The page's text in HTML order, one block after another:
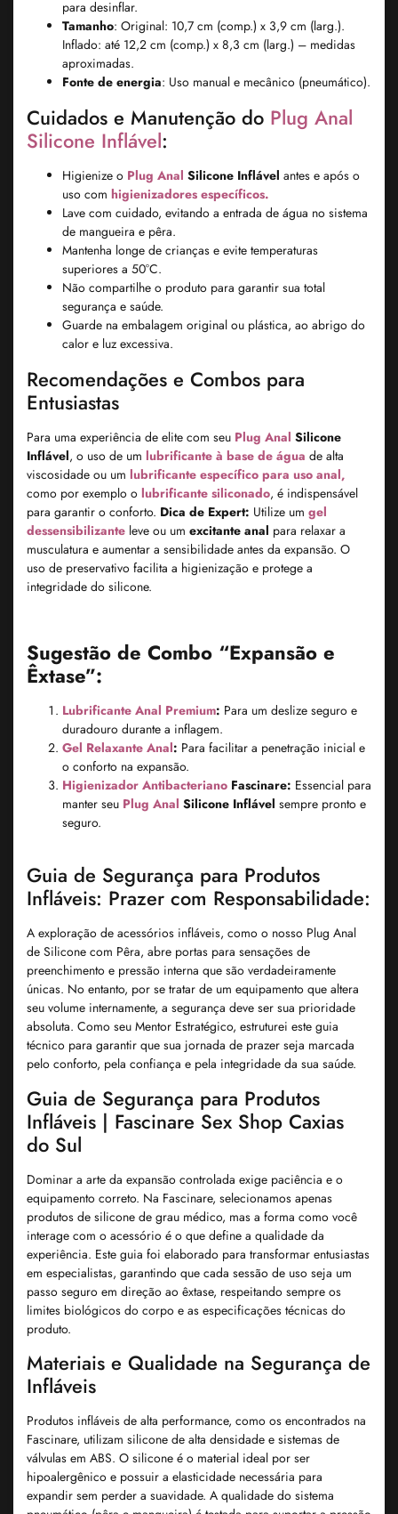
para desinflar.
Tamanho: Original: 10,7 cm (comp.) x 3,9 cm (larg.).
Inflado: até 12,2 cm (comp.) x 8,3 cm (larg.) – medidas
aproximadas.
Fonte de energia: Uso manual e mecânico (pneumático).
Cuidados e Manutenção do Plug Anal
Silicone Inflável:
Higienize o Plug Anal Silicone Inflável antes e após o
uso com higienizadores específicos.
Lave com cuidado, evitando a entrada de água no sistema
de mangueira e pêra.
Mantenha longe de crianças e evite temperaturas
superiores a 50°C.
Não compartilhe o produto para garantir sua total
segurança e saúde.
Guarde na embalagem original ou plástica, ao abrigo do
calor e luz excessiva.
Recomendações e Combos para
Entusiastas
Para uma experiência de elite com seu Plug Anal Silicone
Inflável, o uso de um lubrificante à base de água de alta
viscosidade ou um lubrificante específico para uso anal,
como por exemplo o lubrificante siliconado, é indispensável
para garantir o conforto. Dica de Expert: Utilize um gel
dessensibilizante leve ou um excitante anal para relaxar a
musculatura e aumentar a sensibilidade antes da expansão. O
uso de preservativo facilita a higienização e protege a
integridade do silicone.
Sugestão de Combo “Expansão e
Êxtase”:
Lubrificante Anal Premium: Para um deslize seguro e
duradouro durante a inflagem.
Gel Relaxante Anal: Para facilitar a penetração inicial e
o conforto na expansão.
Higienizador Antibacteriano Fascinare: Essencial para
manter seu Plug Anal Silicone Inflável sempre pronto e
seguro.
Guia de Segurança para Produtos
Infláveis: Prazer com Responsabilidade:
A exploração de acessórios infláveis, como o nosso Plug Anal
de Silicone com Pêra, abre portas para sensações de
preenchimento e pressão interna que são verdadeiramente
únicas. No entanto, por se tratar de um equipamento que altera
seu volume internamente, a segurança deve ser sua prioridade
absoluta. Como seu Mentor Estratégico, estruturei este guia
técnico para garantir que sua jornada de prazer seja marcada
pelo conforto, pela confiança e pela integridade da sua saúde.
Guia de Segurança para Produtos
Infláveis | Fascinare Sex Shop Caxias
do Sul
Dominar a arte da expansão controlada exige paciência e o
equipamento correto. Na Fascinare, selecionamos apenas
produtos de silicone de grau médico, mas a forma como você
interage com o acessório é o que define a qualidade da
experiência. Este guia foi elaborado para transformar entusiastas
em especialistas, garantindo que cada sessão de uso seja um
passo seguro em direção ao êxtase, respeitando sempre os
limites biológicos do corpo e as especificações técnicas do
produto.
Materiais e Qualidade na Segurança de
Infláveis
Produtos infláveis de alta performance, como os encontrados na
Fascinare, utilizam silicone de alta densidade e sistemas de
válvulas em ABS. O silicone é o material ideal por ser
hipoalergênico e possuir a elasticidade necessária para
expandir sem perder a suavidade. A qualidade do sistema